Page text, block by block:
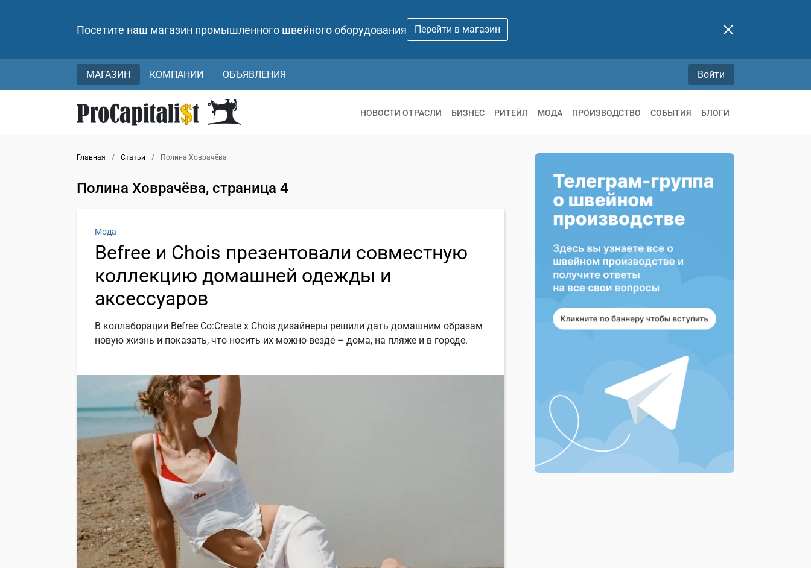
Посетите наш магазин промышленного швейного оборудования Перейти в магазин
МАГАЗИН КОМПАНИИ ОБЪЯВЛЕНИЯ Войти
НОВОСТИ ОТРАСЛИ БИЗНЕС РИТЕЙЛ МОДА ПРОИЗВОДСТВО СОБЫТИЯ БЛОГИ
Главная / Статьи / Полина Ховрачёва
Полина Ховрачёва, страница 4
Мода
Befree и Chois презентовали совместную
коллекцию домашней одежды и
аксессуаров
В коллаборации Befree Co:Create x Chois дизайнеры решили дать домашним образам
новую жизнь и показать, что носить их можно везде – дома, на пляже и в городе.